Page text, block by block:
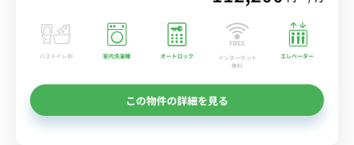
バストイレ別 室内洗濯機 オートロック
インターネット
無料
エレベーター
この物件の詳細を見る